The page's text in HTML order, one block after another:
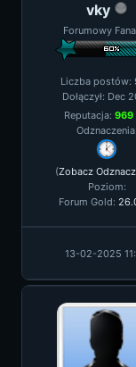
vky
Forumowy
Liczba postów:
Dołączył: Dec
Reputacja: 969
Odznaczenia:
(Zobacz
Poziom:
Forum Gold:
13-02-2025